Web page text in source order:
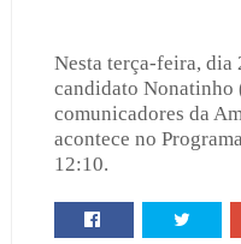
Nesta terça-feira, dia
candidato Nonatinho
comunicadores da
acontece no
12:10.